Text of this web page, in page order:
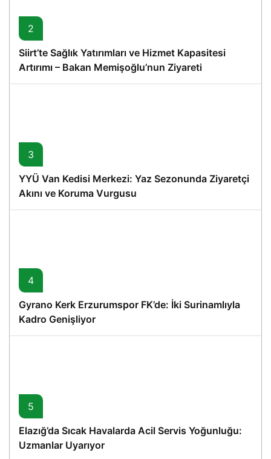
2
Siirt’te Sağlık Yatırımları ve Hizmet Kapasitesi
Artırımı – Bakan Memişoğlu’nun Ziyareti
3
YYÜ Van Kedisi Merkezi: Yaz Sezonunda Ziyaretçi
Akını ve Koruma Vurgusu
4
Gyrano Kerk Erzurumspor FK’de: İki Surinamlıyla
Kadro Genişliyor
5
Elazığ’da Sıcak Havalarda Acil Servis Yoğunluğu:
Uzmanlar Uyarıyor